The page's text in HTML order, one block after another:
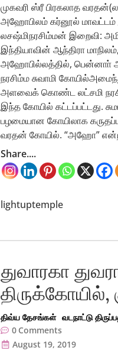
முகவரி ஸ்ரீ பிரகலாத
அஹோபிலம் கர்னூல்
லசஷ்மிநரசிம்மன் இறைவி:
இந்தியாவின் ஆந்திரா
அஹோபில்லத்தில், பென்னாா்
நரசிம்ம சுவாமி
அளவைக் கொண்ட லட்சமி
இந்த கோயில் கட்டப்பட்டது.
பழமையான கோயிலாக
வரதன் கோயில். “அஹோ”
Share....
lightuptemple
துவாரகா
திருக்கோயில்,
திவ்ய தேசங்கள் வடநாட்டு
0 Comments
August 19, 2019